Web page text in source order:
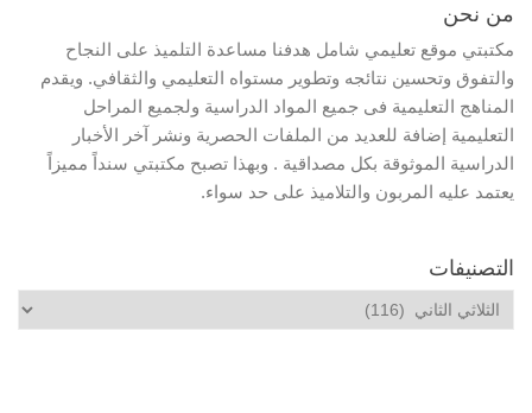
من نحن
مكتبتي موقع تعليمي شامل هدفنا مساعدة التلميذ على النجاح
والتفوق وتحسين نتائجه وتطوير مستواه التعليمي والثقافي. ويقدم
المناهج التعليمية فى جميع المواد الدراسية ولجميع المراحل
التعليمية إضافة للعديد من الملفات الحصرية ونشر آخر الأخبار
الدراسية الموثوقة بكل مصداقية . وبهذا تصبح مكتبتي سنداً مميزاً
يعتمد عليه المربون والتلاميذ على حد سواء.
التصنيفات
التصنيفات